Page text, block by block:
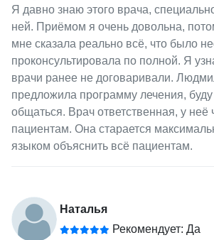
Я давно знаю этого врача,
ней. Приёмом я очень довольна,
мне сказала реально всё, что было
проконсультировала по полной. Я
врачи ранее не договаривали.
предложила программу лечения,
общаться. Врач ответственная, у неё
пациентам. Она старается
языком объяснить всё пациентам.
Наталья
Рекомендует: Да